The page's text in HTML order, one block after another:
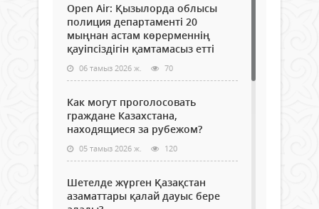
Open Air: Қызылорда облысы
полиция департаменті 20
мыңнан астам көрерменнің
қауіпсіздігін қамтамасыз етті
06 тамыз 2026 ж. 70
Как могут проголосовать
граждане Казахстана,
находящиеся за рубежом?
05 тамыз 2026 ж. 120
Шетелде жүрген Қазақстан
азаматтары қалай дауыс бере